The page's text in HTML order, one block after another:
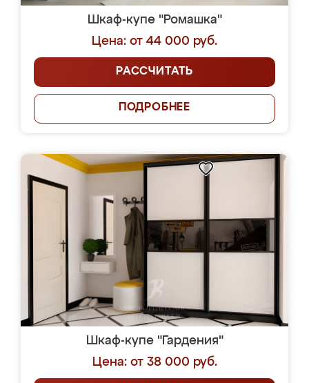
Шкаф-купе "Ромашка"
Цена: от 44 000 руб.
РАССЧИТАТЬ
ПОДРОБНЕЕ
Шкаф-купе "Гардения"
Цена: от 38 000 руб.